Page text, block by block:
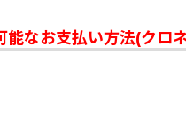
能なお支払い方法(クロ